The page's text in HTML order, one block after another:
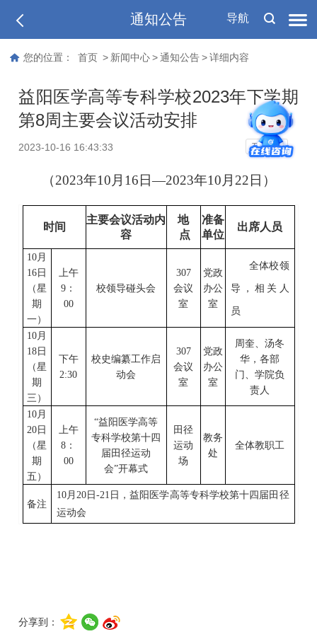
导航
通知公告
您的位置： 首页 > 新闻中心 > 通知公告 > 详细内容
益阳医学高等专科学校2023年下学期
第8周主要会议活动安排
2023-10-16 16:43:33 T T
（2023年10 月 16日—2023年10 月 22日）
时间
主要会议活动内
容
地
点
准备
单位
出席人员
10 月
16日
（星
期
一）
上午
9 ：
00
校领导碰头会
307
会议
室
党政
办公
室
全体校领
导 ， 相关人
员
10 月
18日
（星
期
三 ）
下午
2:30
校史编纂工作启
动会
307
会议
室
党政
办公
室
周奎、汤冬
华，各部
门、学院负
责人
10 月
20日
（星
期
五 ）
上午
8 ：
00
“益阳医学高等
专科学校第十四
届田径运动
会”开幕式
田径
运动
场
教务
处
全体教职工
备注
10月 20日-21 日，益阳医学高等专科学校第十四届田径
运动会
分享到：